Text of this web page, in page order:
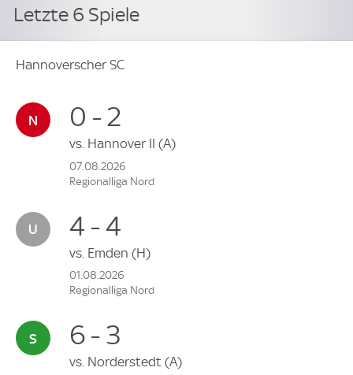
Letzte 6 Spiele
Hannoverscher SC
0 - 2
vs. Hannover II (A)
07.08.2026
Regionalliga Nord
4 - 4
vs. Emden (H)
01.08.2026
Regionalliga Nord
6 - 3
vs. Norderstedt (A)